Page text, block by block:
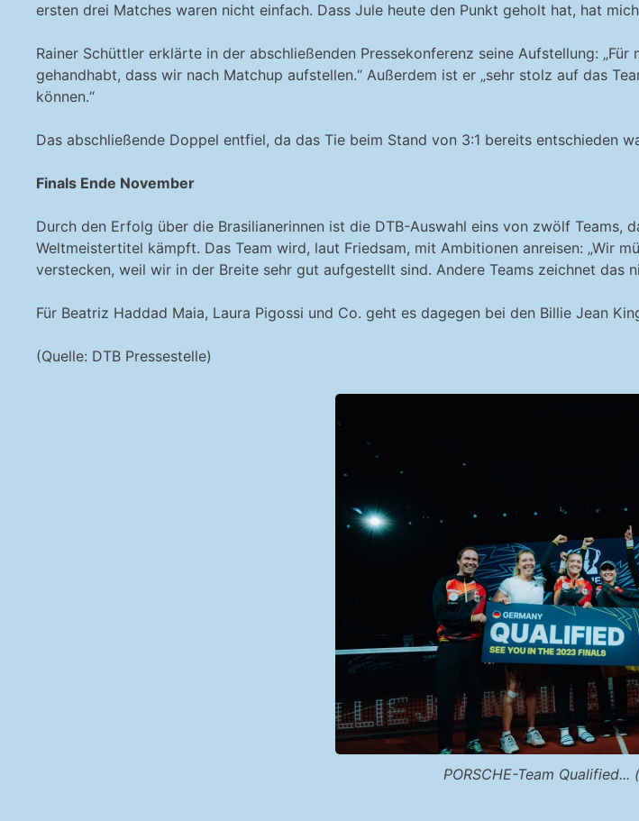
ersten drei Matches waren nicht einfach. Dass Jule heute den Punkt geholt hat, hat
Rainer Schüttler erklärte in der abschließenden Pressekonferenz seine Aufstellung:
gehandhabt, dass wir nach Matchup aufstellen.“ Außerdem ist er „sehr stolz auf das
können.“
Das abschließende Doppel entfiel, da das Tie beim Stand von 3:1 bereits entschieden
Finals Ende November
Durch den Erfolg über die Brasilianerinnen ist die DTB-Auswahl eins von zwölf Teams,
Weltmeistertitel kämpft. Das Team wird, laut Friedsam, mit Ambitionen anreisen: „Wir
verstecken, weil wir in der Breite sehr gut aufgestellt sind. Andere Teams zeichnet das
Für Beatriz Haddad Maia, Laura Pigossi und Co. geht es dagegen bei den Billie Jean
(Quelle: DTB Pressestelle)
PORSCHE-Team